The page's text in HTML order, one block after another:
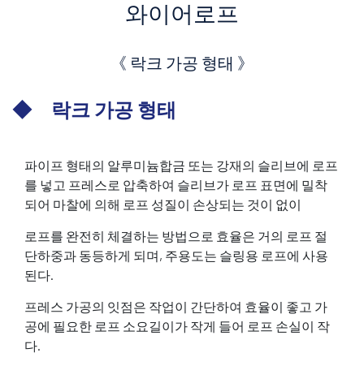
와이어로프
《 락크 가공 형태 》
◆ 락크 가공 형태
파이프 형태의 알루미늄합금 또는 강재의 슬리브에 로프
를 넣고 프레스로 압축하여 슬리브가 로프 표면에 밀착
되어 마찰에 의해 로프 성질이 손상되는 것이 없이
로프를 완전히 체결하는 방법으로 효율은 거의 로프 절
단하중과 동등하게 되며, 주용도는 슬링용 로프에 사용
된다.
프레스 가공의 잇점은 작업이 간단하여 효율이 좋고 가
공에 필요한 로프 소요길이가 작게 들어 로프 손실이 작
다.